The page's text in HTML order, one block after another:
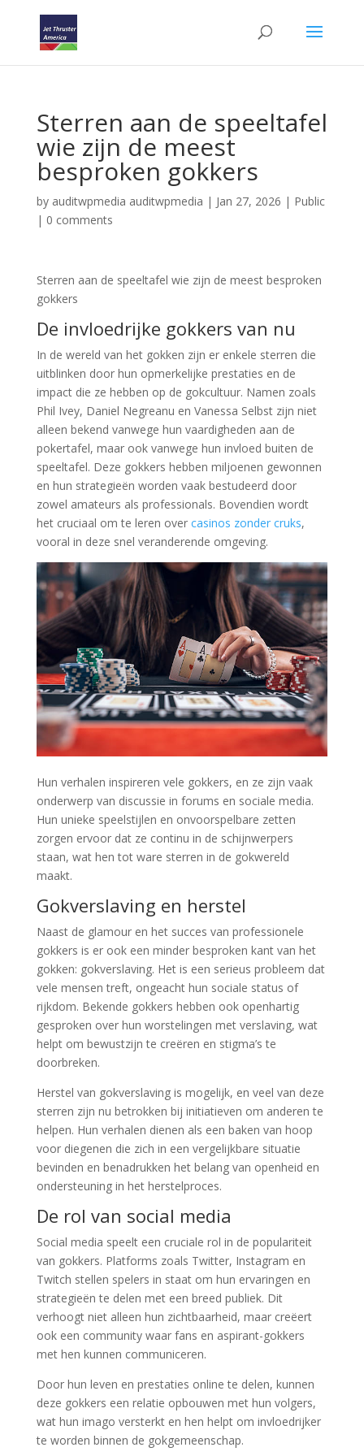
Sterren aan de speeltafel
wie zijn de meest
besproken gokkers
by auditwpmedia auditwpmedia | Jan 27, 2026 | Public
| 0 comments
Sterren aan de speeltafel wie zijn de meest besproken
gokkers
De invloedrijke gokkers van nu
In de wereld van het gokken zijn er enkele sterren die
uitblinken door hun opmerkelijke prestaties en de
impact die ze hebben op de gokcultuur. Namen zoals
Phil Ivey, Daniel Negreanu en Vanessa Selbst zijn niet
alleen bekend vanwege hun vaardigheden aan de
pokertafel, maar ook vanwege hun invloed buiten de
speeltafel. Deze gokkers hebben miljoenen gewonnen
en hun strategieën worden vaak bestudeerd door
zowel amateurs als professionals. Bovendien wordt
het cruciaal om te leren over casinos zonder cruks,
vooral in deze snel veranderende omgeving.
Hun verhalen inspireren vele gokkers, en ze zijn vaak
onderwerp van discussie in forums en sociale media.
Hun unieke speelstijlen en onvoorspelbare zetten
zorgen ervoor dat ze continu in de schijnwerpers
staan, wat hen tot ware sterren in de gokwereld
maakt.
Gokverslaving en herstel
Naast de glamour en het succes van professionele
gokkers is er ook een minder besproken kant van het
gokken: gokverslaving. Het is een serieus probleem dat
vele mensen treft, ongeacht hun sociale status of
rijkdom. Bekende gokkers hebben ook openhartig
gesproken over hun worstelingen met verslaving, wat
helpt om bewustzijn te creëren en stigma’s te
doorbreken.
Herstel van gokverslaving is mogelijk, en veel van deze
sterren zijn nu betrokken bij initiatieven om anderen te
helpen. Hun verhalen dienen als een baken van hoop
voor diegenen die zich in een vergelijkbare situatie
bevinden en benadrukken het belang van openheid en
ondersteuning in het herstelproces.
De rol van social media
Social media speelt een cruciale rol in de populariteit
van gokkers. Platforms zoals Twitter, Instagram en
Twitch stellen spelers in staat om hun ervaringen en
strategieën te delen met een breed publiek. Dit
verhoogt niet alleen hun zichtbaarheid, maar creëert
ook een community waar fans en aspirant-gokkers
met hen kunnen communiceren.
Door hun leven en prestaties online te delen, kunnen
deze gokkers een relatie opbouwen met hun volgers,
wat hun imago versterkt en hen helpt om invloedrijker
te worden binnen de gokgemeenschap.